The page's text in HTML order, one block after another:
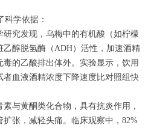
科学依据：
研究发现，乌梅中的有机酸（如柠檬
乙醇脱氢酶（ADH）活性，加速酒精
的乙酸排出体外。实验显示，饮用
者血液酒精浓度下降速度比对照组快
素与黄酮类化合物，具有抗炎作用，
张，减轻头痛。临床观察中，82%